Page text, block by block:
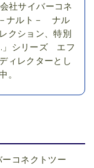
社サイバーコネ
ナルト－ ナル
クション、特別
」シリーズ エフ
ィレクターとし
。
コネクトツー